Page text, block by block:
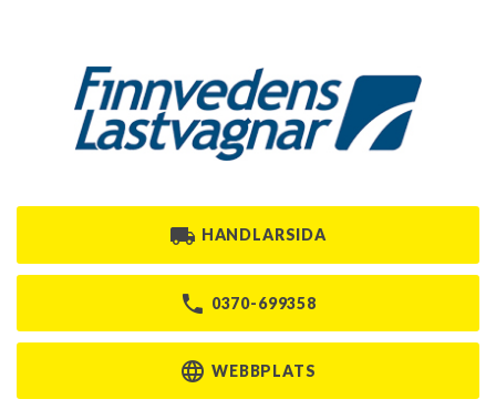
HANDLARSIDA
0370-699358
WEBBPLATS